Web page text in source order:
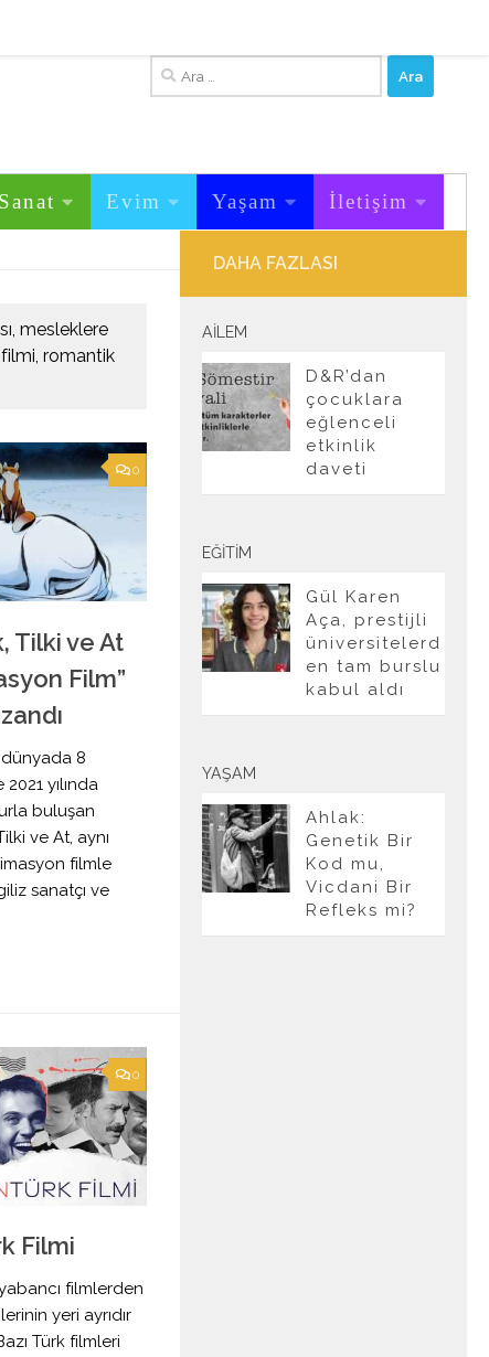
Arama:
Evim Yaşam İletişim
mesleklere
romantik
0
Tilki ve At
Film”
dünyada 8
yılında
buluşan
ve At, aynı
filmle
sanatçı ve
0
Filmi
filmlerden
yeri ayrıdır
Türk filmleri
DAHA FAZLASI
AILEM
D&R’dan
çocuklara
eğlenceli
etkinlik
daveti
EĞITIM
Gül Karen
Aça, prestijli
üniversitelerd
en tam burslu
kabul aldı
YAŞAM
Ahlak:
Genetik Bir
Kod mu,
Vicdani Bir
Refleks mi?